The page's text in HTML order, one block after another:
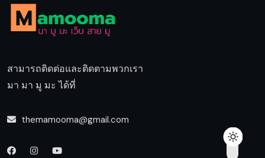
สามารถติดต่อและติดตามพวกเรา
มา มา มู มะ ได้ที่
themamooma@gmail.com